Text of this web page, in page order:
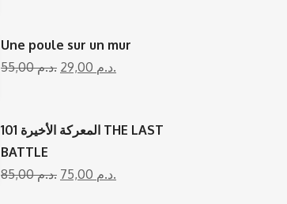
Une poule sur un mur
55,00
د.م. 29,00 د.م.
المعركة الأخيرة 101 THE LAST
BATTLE
85,00
د.م. 75,00 د.م.